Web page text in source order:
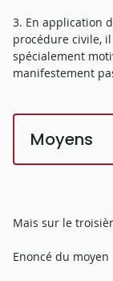
3. En application
procédure civile,
spécialement
manifestement
Moyens
Mais sur le
Enoncé du moyen